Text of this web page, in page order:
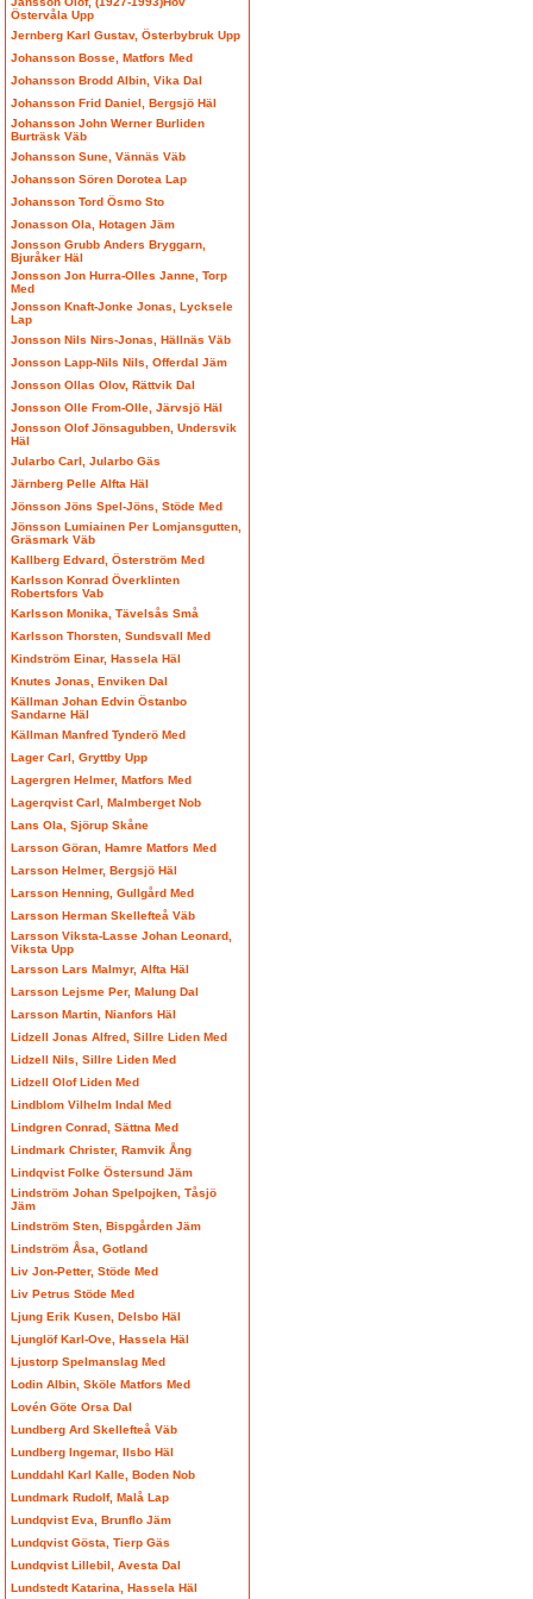
Östervåla Upp
Jernberg Karl Gustav, Österbybruk Upp
Johansson Bosse, Matfors Med
Johansson Brodd Albin, Vika Dal
Johansson Frid Daniel, Bergsjö Häl
Johansson John Werner Burliden
Burträsk Väb
Johansson Sune, Vännäs Väb
Johansson Sören Dorotea Lap
Johansson Tord Ösmo Sto
Jonasson Ola, Hotagen Jäm
Jonsson Grubb Anders Bryggarn,
Bjuråker Häl
Jonsson Jon Hurra-Olles Janne, Torp
Med
Jonsson Knaft-Jonke Jonas, Lycksele
Lap
Jonsson Nils Nirs-Jonas, Hällnäs Väb
Jonsson Lapp-Nils Nils, Offerdal Jäm
Jonsson Ollas Olov, Rättvik Dal
Jonsson Olle From-Olle, Järvsjö Häl
Jonsson Olof Jönsagubben, Undersvik
Häl
Jularbo Carl, Jularbo Gäs
Järnberg Pelle Alfta Häl
Jönsson Jöns Spel-Jöns, Stöde Med
Jönsson Lumiainen Per Lomjansgutten,
Gräsmark Väb
Kallberg Edvard, Österström Med
Karlsson Konrad Överklinten
Robertsfors Vab
Karlsson Monika, Tävelsås Små
Karlsson Thorsten, Sundsvall Med
Kindström Einar, Hassela Häl
Knutes Jonas, Enviken Dal
Källman Johan Edvin Östanbo
Sandarne Häl
Källman Manfred Tynderö Med
Lager Carl, Gryttby Upp
Lagergren Helmer, Matfors Med
Lagerqvist Carl, Malmberget Nob
Lans Ola, Sjörup Skåne
Larsson Göran, Hamre Matfors Med
Larsson Helmer, Bergsjö Häl
Larsson Henning, Gullgård Med
Larsson Herman Skellefteå Väb
Larsson Viksta-Lasse Johan Leonard,
Viksta Upp
Larsson Lars Malmyr, Alfta Häl
Larsson Lejsme Per, Malung Dal
Larsson Martin, Nianfors Häl
Lidzell Jonas Alfred, Sillre Liden Med
Lidzell Nils, Sillre Liden Med
Lidzell Olof Liden Med
Lindblom Vilhelm Indal Med
Lindgren Conrad, Sättna Med
Lindmark Christer, Ramvik Ång
Lindqvist Folke Östersund Jäm
Lindström Johan Spelpojken, Tåsjö
Jäm
Lindström Sten, Bispgården Jäm
Lindström Åsa, Gotland
Liv Jon-Petter, Stöde Med
Liv Petrus Stöde Med
Ljung Erik Kusen, Delsbo Häl
Ljunglöf Karl-Ove, Hassela Häl
Ljustorp Spelmanslag Med
Lodin Albin, Sköle Matfors Med
Lovén Göte Orsa Dal
Lundberg Ard Skellefteå Väb
Lundberg Ingemar, Ilsbo Häl
Lunddahl Karl Kalle, Boden Nob
Lundmark Rudolf, Malå Lap
Lundqvist Eva, Brunflo Jäm
Lundqvist Gösta, Tierp Gäs
Lundqvist Lillebil, Avesta Dal
Lundstedt Katarina, Hassela Häl